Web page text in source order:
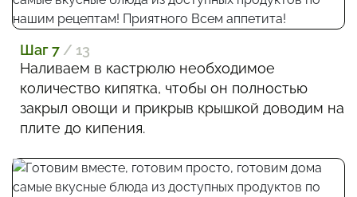
Шаг 7 / 13
Наливаем в кастрюлю необходимое
количество кипятка, чтобы он полностью
закрыл овощи и прикрыв крышкой доводим на
плите до кипения.